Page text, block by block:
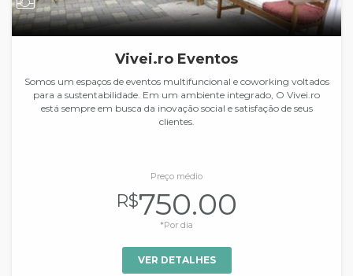
Vivei.ro Eventos
Somos um espaços de eventos multifuncional e coworking voltados
para a sustentabilidade. Em um ambiente integrado, O Vivei.ro
está sempre em busca da inovação social e satisfação de seus
clientes.
Preço médio
R$750.00
*Por dia
VER DETALHES